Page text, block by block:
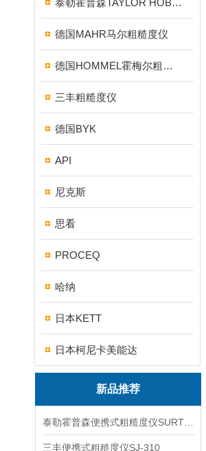
泰勒霍普森TAYLOR HOBSON粗糙度仪
德国MAHR马尔粗糙度仪
德国HOMMEL霍梅尔粗糙度仪
三丰粗糙度仪
德国BYK
API
尼克斯
思看
PROCEQ
哈纳
日本KETT
日本柯尼卡美能达
新品推荐
三丰便携式粗糙度仪SJ-310